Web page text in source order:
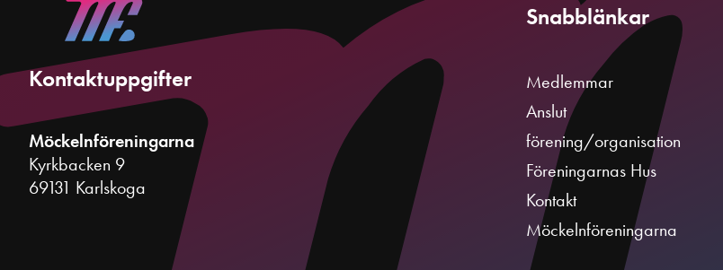
Kontaktuppgifter
Möckelnföreningarna
Kyrkbacken 9
69131 Karlskoga
Snabblänkar
Medlemmar
Anslut
förening/organisation
Föreningarnas Hus
Kontakt
Möckelnföreningarna